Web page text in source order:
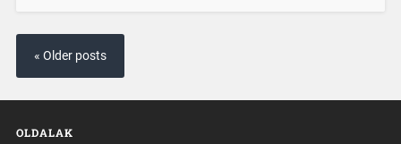
« Older posts
OLDALAK